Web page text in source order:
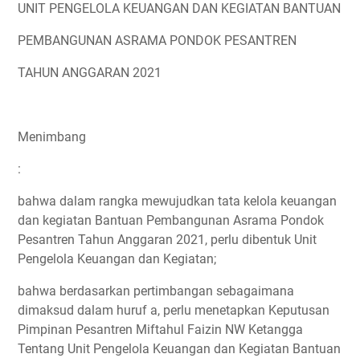
UNIT PENGELOLA KEUANGAN DAN KEGIATAN BANTUAN
PEMBANGUNAN ASRAMA PONDOK PESANTREN
TAHUN ANGGARAN 2021
Menimbang
:
bahwa dalam rangka mewujudkan tata kelola keuangan
dan kegiatan Bantuan Pembangunan Asrama Pondok
Pesantren Tahun Anggaran 2021, perlu dibentuk Unit
Pengelola Keuangan dan Kegiatan;
bahwa berdasarkan pertimbangan sebagaimana
dimaksud dalam huruf a, perlu menetapkan Keputusan
Pimpinan Pesantren Miftahul Faizin NW Ketangga
Tentang Unit Pengelola Keuangan dan Kegiatan Bantuan